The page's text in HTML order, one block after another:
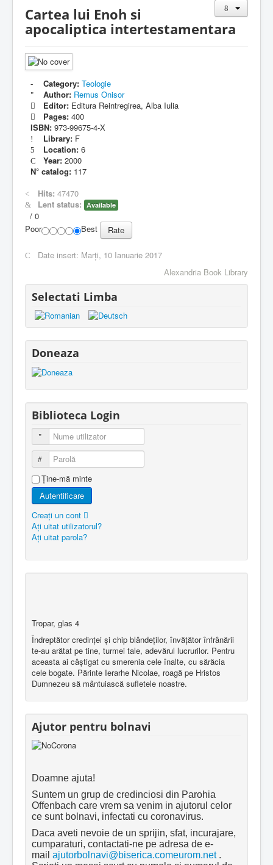
Cartea lui Enoh si
apocaliptica intertestamentara
Category:Teologie
Author: Remus Onisor
Editor: Editura Reintregirea, Alba Iulia
Pages:400
ISBN: 973-99675-4-X
Library: F
Location:6
Year:2000
N° catalog: 117
Hits:47470
Lent status: Available
/ 0
Poor
Best
Date insert: Marți, 10 Ianuarie 2017
Alexandria Book Library
Selectati Limba
Doneaza
Biblioteca Login
Nume utilizator
Parolă
Ţine-mă minte
Autentificare
Creaţi un cont
Aţi uitat utilizatorul?
Aţi uitat parola?
Tropar, glas 4
Îndreptător credinţei şi chip blândeţilor, învăţător înfrânării
te-au arătat pe tine, turmei tale, adevărul lucrurilor. Pentru
aceasta ai câştigat cu smerenia cele înalte, cu sărăcia
cele bogate. Părinte Ierarhe Nicolae, roagă pe Hristos
Dumnezeu să mântuiască sufletele noastre.
Ajutor pentru bolnavi
Doamne ajuta!
Suntem un grup de credinciosi din Parohia
Offenbach care vrem sa venim in ajutorul celor
ce sunt bolnavi, infectati cu coronavirus.
Daca aveti nevoie de un sprijin, sfat, incurajare,
cumparaturi, contactati-ne pe adresa de e-
mail ajutorbolnavi@biserica.comeurom.net.